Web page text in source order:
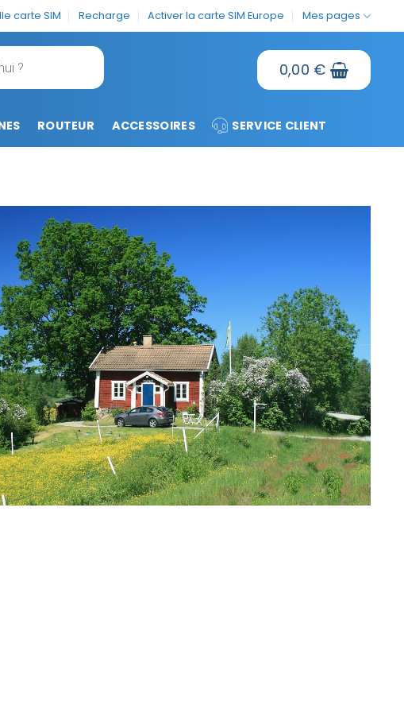
carte SIM Recharge Activer la carte SIM Europe Mes pages
0,00 €
ROUTEUR ACCESSOIRES SERVICE CLIENT